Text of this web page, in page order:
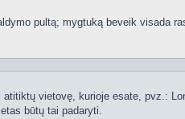
pultą; mygtuką beveik visada
vietovę, kurioje esate, pvz.:
būtų tai padaryti.